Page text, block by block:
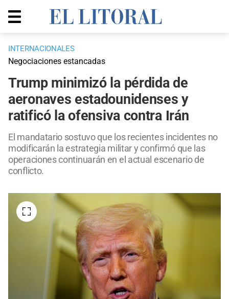
INTERNACIONALES
Negociaciones estancadas
Trump minimizó la pérdida de
aeronaves estadounidenses y
ratificó la ofensiva contra Irán
El mandatario sostuvo que los recientes incidentes no
modificarán la estrategia militar y confirmó que las
operaciones continuarán en el actual escenario de
conflicto.